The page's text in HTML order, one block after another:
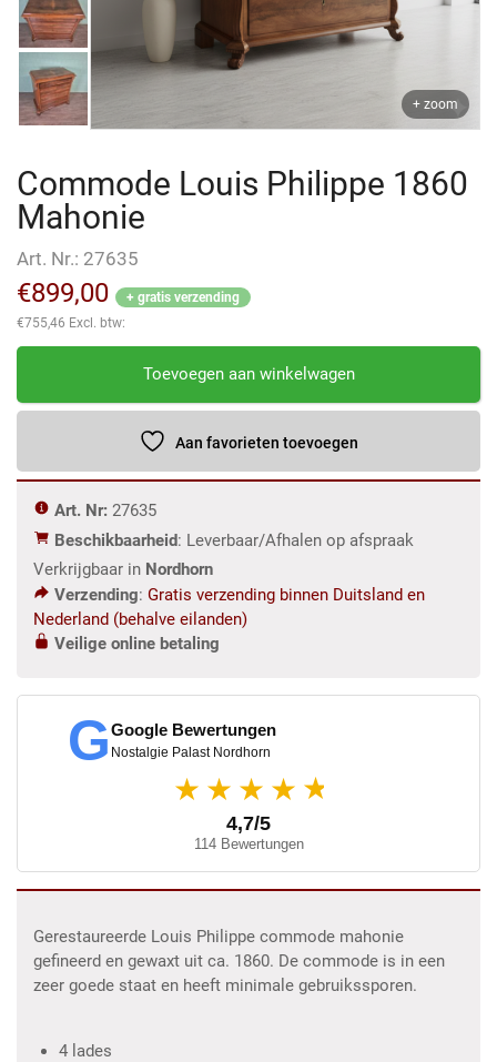
+ zoom
Commode Louis Philippe 1860
Mahonie
Art. Nr.: 27635
€899,00
+ gratis verzending
€755,46 Excl. btw:
Commode
Philippe
Mahonie
aantal
Toevoegen aan winkelwagen
Aan favorieten toevoegen
Art. Nr: 27635
Beschikbaarheid: Leverbaar/Afhalen op afspraak
Verkrijgbaar in Nordhorn
Verzending: Gratis verzending binnen Duitsland en
Nederland (behalve eilanden)
Veilige online betaling
GGoogle Bewertungen
Nostalgie Palast Nordhorn
★★★★ ★
4,7/5
114 Bewertungen
Gerestaureerde Louis Philippe commode mahonie
gefineerd en gewaxt uit ca. 1860. De commode is in een
zeer goede staat en heeft minimale gebruikssporen.
4 lades